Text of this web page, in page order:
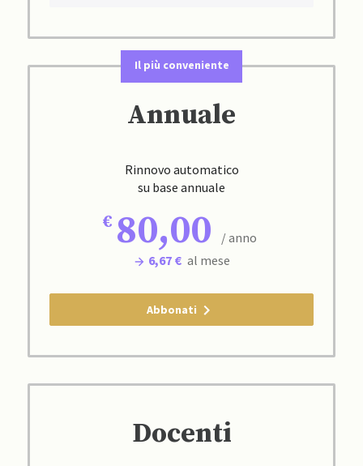
Il più conveniente
Annuale
Rinnovo automatico
su base annuale
80,00
/ anno
6,67 € al mese
Abbonati
Docenti